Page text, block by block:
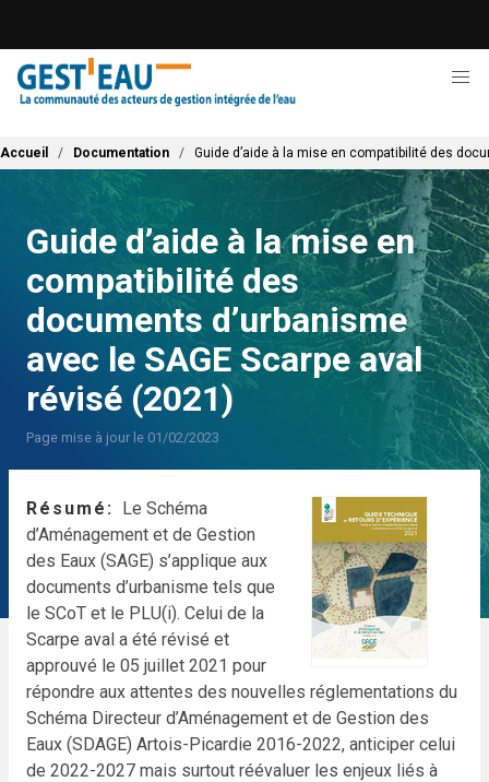
contenu
principal
Fil d'Ariane
Accueil Documentation Guide d’aide à la mise en compatibilité des
Guide d’aide à la mise en
compatibilité des
documents d’urbanisme
avec le SAGE Scarpe aval
révisé (2021)
Page mise à jour le 01/02/2023
Résumé
Le Schéma
d’Aménagement et de Gestion
des Eaux (SAGE) s’applique aux
documents d’urbanisme tels que
le SCoT et le PLU(i). Celui de la
Scarpe aval a été révisé et
approuvé le 05 juillet 2021 pour
répondre aux attentes des nouvelles réglementations du
Schéma Directeur d’Aménagement et de Gestion des
Eaux (SDAGE) Artois-Picardie 2016-2022, anticiper celui
de 2022-2027 mais surtout réévaluer les enjeux liés à